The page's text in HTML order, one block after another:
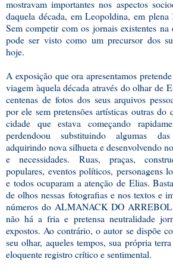
mostravam importantes nos aspectos
daquela década, em Leopoldina, em
Sem competir com os jornais existentes
pode ser visto como um precursor dos
hoje.
A exposição que ora apresentamos
viagem àquela década através do olhar de
centenas de fotos dos seus arquivos
por ele sem pretensões artísticas outras do
cidade que estava começando
perdendoou substituindo algumas
adquirindo nova silhueta e desenvolvendo
e necessidades. Ruas, praças,
populares, eventos políticos, personagens
e todos ocuparam a atenção de Elias.
de olhos nessas fotografias e nos textos e
números do ALMANACK DO ARREBOL
não há a fria e pretensa neutralidade
expostos. Ao contrário, o autor se dispõe
seu olhar, aqueles tempos, sua própria
eloquente registro crítico e sentimental.